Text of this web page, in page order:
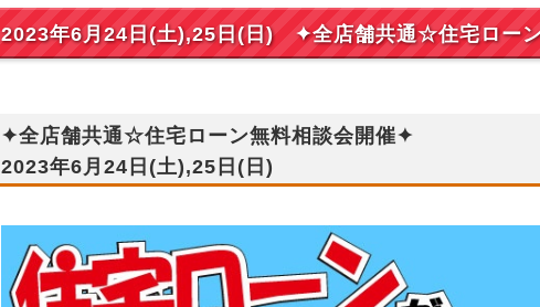
2023年6月24日(土),25日(日) ✦全店舗共通☆住宅ロー
✦全店舗共通☆住宅ローン無料相談会開催✦
2023年6月24日(土),25日(日)